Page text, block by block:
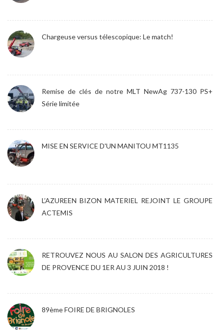
Chargeuse versus télescopique: Le match!
Remise de clés de notre MLT NewAg 737-130 PS+
Série limitée
MISE EN SERVICE D'UN MANITOU MT1135
L’AZUREEN BIZON MATERIEL REJOINT LE GROUPE
ACTEMIS
RETROUVEZ NOUS AU SALON DES AGRICULTURES
DE PROVENCE DU 1ER AU 3 JUIN 2018 !
89ème FOIRE DE BRIGNOLES